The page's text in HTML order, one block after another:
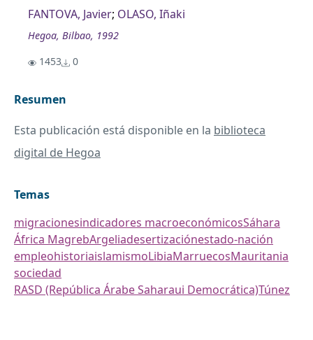
FANTOVA, Javier; OLASO, Iñaki
Hegoa, Bilbao, 1992
1453
0
Resumen
Esta publicación está disponible en la biblioteca
digital de Hegoa
Temas
migracionesindicadores macroeconómicosSáhara
África MagrebArgeliadesertizaciónestado-nación
empleohistoriaislamismoLibiaMarruecosMauritania
sociedad
RASD (República Árabe Saharaui Democrática)Túnez